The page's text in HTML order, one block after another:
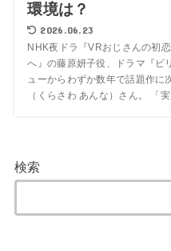
環境は？
2026.06.23
NHK夜ドラ『VRおじさんの初
へ』の藤原妍子役、ドラマ『
ューからわずか数年で話題作に
（くらさわ あんな）さん。 「実
検索